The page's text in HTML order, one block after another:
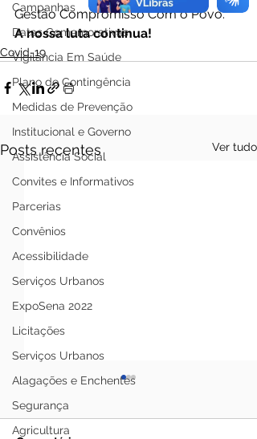
Campanhas
Datas Comemorativas
Vigilância Em Saúde
Plano de Contingência
Medidas de Prevenção
Institucional e Governo
Assistência Social
Convites e Informativos
Parcerias
Convênios
Acessibilidade
Serviços Urbanos
ExpoSena 2022
Licitações
Serviços Urbanos
Alagações e Enchentes
Segurança
Agricultura
Gestão Compromisso Com o Povo.
A nossa luta continua!
Covid-19
Posts recentes Ver tudo